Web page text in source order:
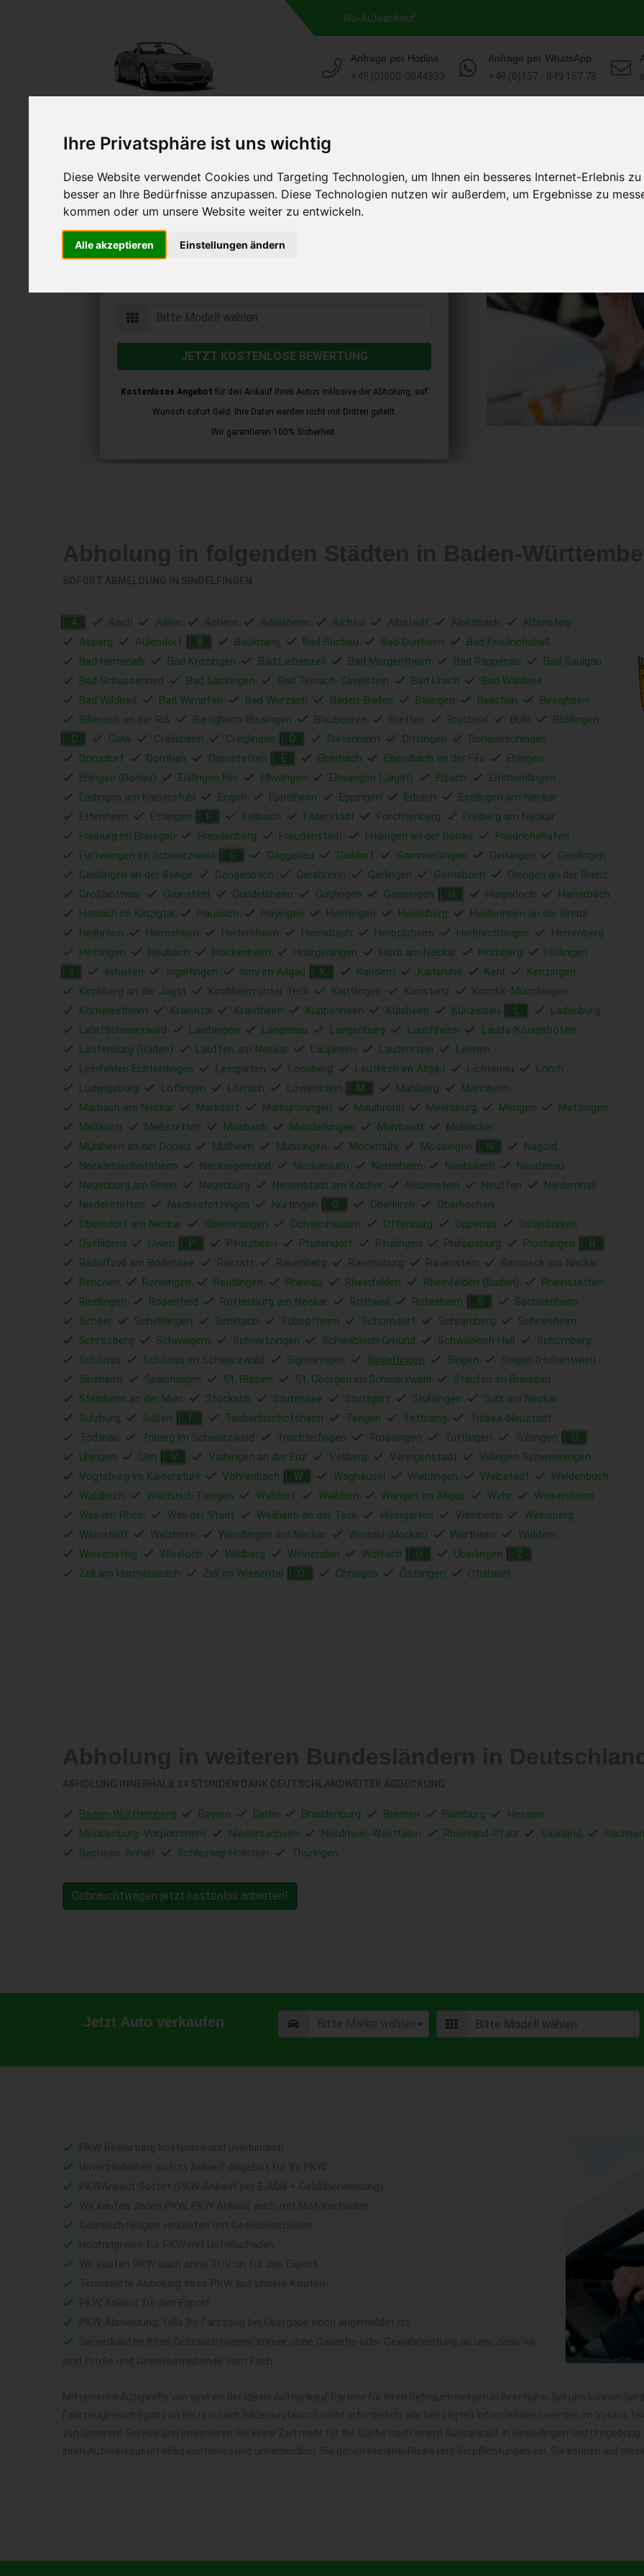
Ihre Privatsphäre ist uns wichtig
Diese Website verwendet Cookies und Targeting Technologien, um Ihnen ein besseres Internet-Erlebnis
besser an Ihre Bedürfnisse anzupassen. Diese Technologien nutzen wir außerdem, um Ergebnisse zu
kommen oder um unsere Website weiter zu entwickeln.
Alle akzeptieren Einstellungen ändern
Wo-Autoankauf
Anfrage per Hotline
+49 (0)800-0044333
Anfrage per WhatsApp
+49 (0)157 - 849 157 78
Autoankauf in Sindelfingen Baden-
Württemberg (Deutschland)
Online Auto verkaufen & gratis abholen lassen
Auf Wunsch sofort Geld für Ihr Auto erhalten
JETZT KOSTENLOSE BEWERTUNG
Kostenloses Angebot für den Ankauf Ihres Autos inklusive der Abholung, auf
Wunsch sofort Geld. Ihre Daten werden nicht mit Dritten geteilt.
Wir garantieren 100% Sicherheit.
A Aach Aalen Achern Adelsheim Aichtal Albstadt Alpirsbach
Altensteig
Asperg
Aulendorf B Backnang Bad Buchau Bad Dürrheim
Bad Friedrichshall
Bad Herrenalb
Bad Krozingen Bad Liebenzell Bad Mergentheim Bad Rappenau
Bad Saulgau
Bad Schussenried
Bad Säckingen Bad Teinach-Zavelstein Bad Urach
Bad Waldsee
Bad Wildbad
Bad Wimpfen Bad Wurzach Baden-Baden Balingen Beilstein
Besigheim
Biberach an der Riß
Bietigheim-Bissingen Blaubeuren Bretten Bruchsal Bühl Böblingen
C Calw Crailsheim Creglingen D Dietenheim Ditzingen
Donaueschingen
Donzdorf
Dornhan Dornstetten E Eberbach Ebersbach an der Fils
Ehingen
Ehingen (Donau)
Eislingen Fils Ellwangen Ellwangen (Jagst) Elzach
Emmendingen
Endingen am Kaiserstuhl
Engen Eppelheim Eppingen Erbach
Esslingen am Neckar
Ettenheim
Ettlingen F Fellbach Filderstadt Forchtenberg
Freiberg am Neckar
Freiburg im Breisgau
Freudenberg Freudenstadt Fridingen an der Donau
Friedrichshafen
Furtwangen im Schwarzwald
G Gaggenau Gaildorf Gammertingen Geisingen
Geislingen
Geislingen an der Steige
Gengenbach Gerabronn Gerlingen Gernsbach
Giengen an der Brenz
Großbottwar
Grünsfeld Gundelsheim Güglingen Göppingen H Haigerloch
Haiterbach
Haslach im Kinzigtal
Hausach Hayingen Hechingen Heidelberg
Heidenheim an der Brenz
Heilbronn
Heimsheim Heitersheim Hemsbach Herbolzheim Herbrechtingen
Herrenberg
Hettingen
Heubach Hockenheim Holzgerlingen Horb am Neckar Hornberg Hüfingen
Ilshofen Ingelfingen Isny im Allgäu K Kandern Karlsruhe Kehl
Kenzingen
Kirchberg an der Jagst
Kirchheim unter Teck Knittlingen Konstanz
Korntal-Münchingen
Kornwestheim
Kraichtal Krautheim Kuppenheim Külsheim Künzelsau
Ladenburg
Lahr/Schwarzwald
Laichingen Langenau Langenburg Lauchheim
Lauda-Königshofen
Laufenburg (Baden)
Lauffen am Neckar Laupheim Lauterstein
Leimen
Leinfelden Echterdingen
Leingarten Leonberg Leutkirch im Allgäu Lichtenau
Lorch
Ludwigsburg
Löffingen Lörrach Löwenstein M Mahlberg
Mannheim
Marbach am Neckar
Markdorf Markgröningen Maulbronn Meersburg Mengen
Metzingen
Meßkirch
Meßstetten Mosbach Munderkingen Murrhardt
Mühlacker
Mühlheim an der Donau
Müllheim Münsingen Möckmühl Mössingen N
Nagold
Neckarbischofsheim
Neckargemünd Neckarsulm Neresheim Neubulach
Neudenau
Neuenburg am Rhein
Neuenbürg Neuenstadt am Kocher Neuenstein Neuffen
Niedernhall
Niederstetten
Niederstotzingen Nürtingen O Oberkirch
Oberkochen
Oberndorf am Neckar
Oberriexingen Ochsenhausen Offenburg Oppenau
Osterburken
Ostfildern
Owen P Pforzheim Pfullendorf Pfullingen Philippsburg Plochingen R
Radolfzell am Bodensee Rastatt Rauenberg Ravensburg Ravenstein
Remseck am Neckar
Renchen
Renningen Reutlingen Rheinau Rheinfelden Rheinfelden (Baden)
Rheinstetten
Riedlingen
Rosenfeld Rottenburg am Neckar Rottweil Rutesheim S
Sachsenheim
Scheer
Schelklingen Schiltach Schopfheim Schorndorf Schramberg
Schriesheim
Schrozberg
Schwaigern Schwetzingen Schwäbisch Gmünd Schwäbisch Hall
Schömberg
Schönau
Schönau im Schwarzwald Sigmaringen Sindelfingen Singen
Singen (Hohentwiel)
Sinsheim
Spaichingen St. Blasien St. Georgen im Schwarzwald
Staufen im Breisgau
Steinheim an der Murr
Stockach Stutensee Stuttgart Stühlingen
Sulz am Neckar
Sulzburg
Süßen T Tauberbischofsheim Tengen Tettnang
Titisee-Neustadt
Todtnau
Triberg im Schwarzwald Trochtelfingen Trossingen Tuttlingen Tübingen U
Uhingen Ulm V Vaihingen an der Enz Vellberg Veringenstadt
Villingen-Schwenningen
Vogtsburg im Kaiserstuhl
Vöhrenbach W Waghäusel Waiblingen Waibstadt
Waldenbuch
Waldkirch
Waldshut-Tiengen Walldorf Walldürn Wangen im Allgäu Wehr
Weikersheim
Weil am Rhein
Weil der Stadt Weilheim an der Teck Weingarten Weinheim
Weinsberg
Weinstadt
Welzheim Wendlingen am Neckar Wernau (Neckar) Wertheim
Widdern
Wiesensteig
Wiesloch Wildberg Winnenden Wolfach Ü Überlingen Z
Zell am Harmersbach Zell im Wiesental Ö Öhringen Östringen Ötisheim
Baden-Württemberg Bayern Berlin Brandenburg Bremen Hamburg
Hessen
Mecklenburg-Vorpommern
Niedersachsen Nordrhein-Westfalen Rheinland-Pfalz Saarland
Sachsen
Sachsen-Anhalt
Schleswig-Holstein Thüringen
Gebrauchtwagen jetzt kostenlos anbieten!
Jetzt Auto verkaufen